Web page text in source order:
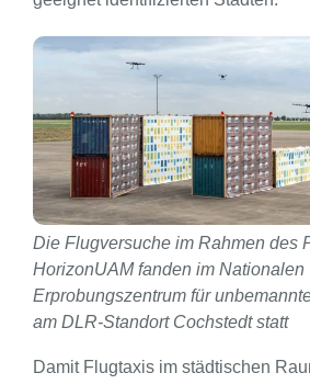
Die Flugversuche im Rahmen des
HorizonUAM fanden im Nationalen
Erprobungszentrum für
am DLR-Standort Cochstedt statt
Damit Flugtaxis im städtischen